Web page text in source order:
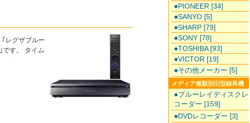
レグザブルー
です。 タイム
●PIONEER [34]
●SANYO [5]
●SHARP [79]
●SONY [78]
●TOSHIBA [93]
●VICTOR [19]
●その他メーカー [5]
メディア種類別旧型録再機
●ブルーレイディスクレ
コーダー [159]
●DVDレコーダー [3]